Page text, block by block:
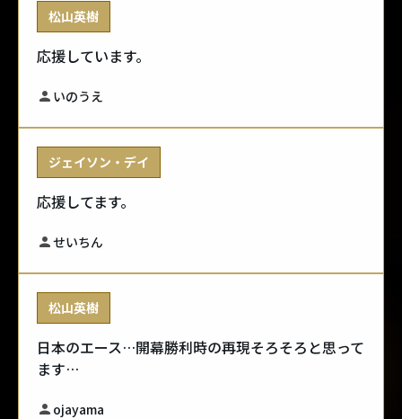
松山英樹
応援しています。
いのうえ
ジェイソン・デイ
応援してます。
せいちん
松山英樹
日本のエース…開幕勝利時の再現そろそろと思って
ます…
ojayama